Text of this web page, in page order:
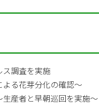
ス調査を実施
る花芽分化の確認～
産者と早朝巡回を実施～